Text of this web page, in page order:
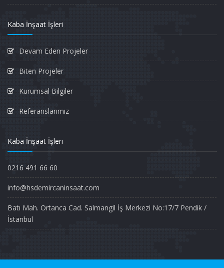
Kaba İnşaat İşleri
Devam Eden Projeler
Biten Projeler
Kurumsal Bilgiler
Referanslarımız
Kaba İnşaat İşleri
0216 491 66 60
info@hsdemircaninsaat.com
Batı Mah. Ortanca Cad. Salmangil İş Merkezi No:17/7 Pendik /
İstanbul